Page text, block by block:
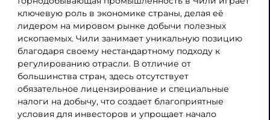
ключевую роль в экономике страны, делая её
лидером на мировом рынке добычи полезных
ископаемых. Чили занимает уникальную позицию
благодаря своему нестандартному подходу к
регулированию отрасли. В отличие от
большинства стран, здесь отсутствует
обязательное лицензирование и специальные
налоги на добычу, что создает благоприятные
условия для инвесторов и упрощает начало